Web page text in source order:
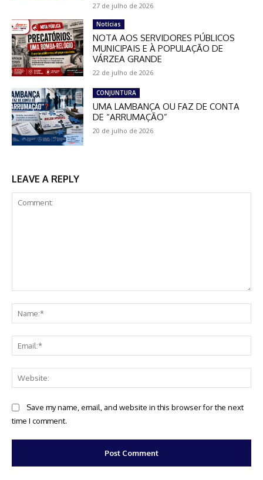
27 de julho de 2026
Notícias
NOTA AOS SERVIDORES PÚBLICOS
MUNICIPAIS E À POPULAÇÃO DE
VÁRZEA GRANDE
22 de julho de 2026
CONJUNTURA
UMA LAMBANÇA OU FAZ DE CONTA
DE “ARRUMAÇÃO”
20 de julho de 2026
LEAVE A REPLY
Save my name, email, and website in this browser for the next
time I comment.